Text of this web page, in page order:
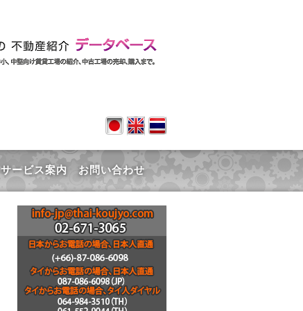
サービス案内 お問い合わせ